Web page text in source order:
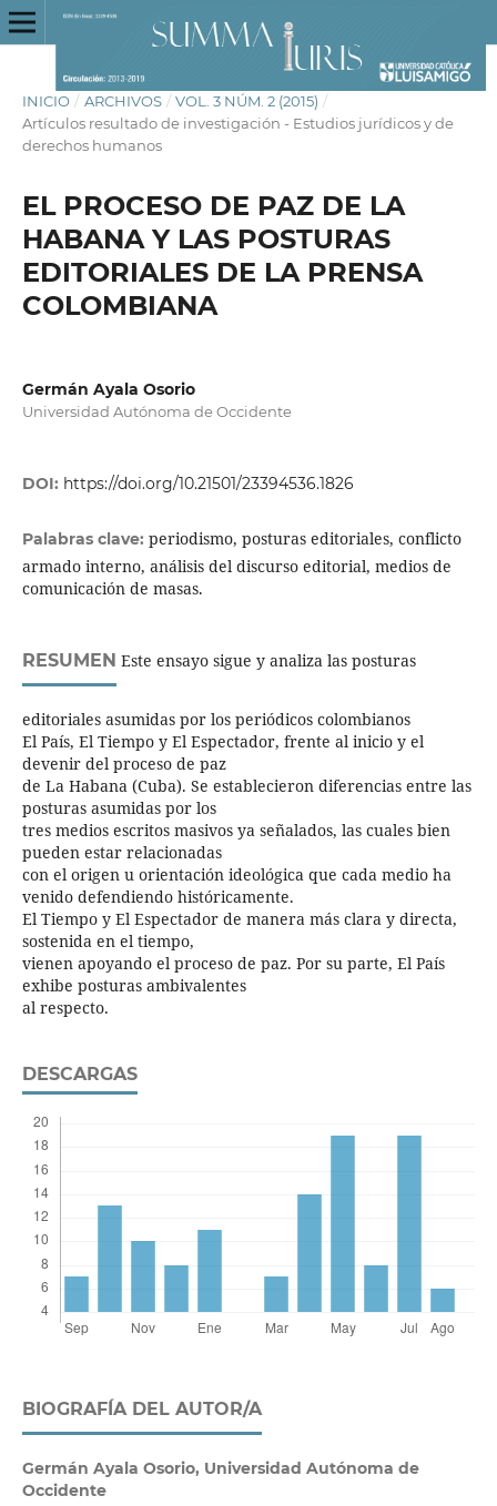
INICIO / ARCHIVOS / VOL. 3 NÚM. 2 (2015) /
Artículos resultado de investigación - Estudios jurídicos y de
derechos humanos
EL PROCESO DE PAZ DE LA
HABANA Y LAS POSTURAS
EDITORIALES DE LA PRENSA
COLOMBIANA
Germán Ayala Osorio
Universidad Autónoma de Occidente
DOI: https://doi.org/10.21501/23394536.1826
Palabras clave: periodismo, posturas editoriales, conflicto
armado interno, análisis del discurso editorial, medios de
comunicación de masas.
RESUMEN Este ensayo sigue y analiza las posturas
editoriales asumidas por los periódicos colombianos
El País, El Tiempo y El Espectador, frente al inicio y el
devenir del proceso de paz
de La Habana (Cuba). Se establecieron diferencias entre las
posturas asumidas por los
tres medios escritos masivos ya señalados, las cuales bien
pueden estar relacionadas
con el origen u orientación ideológica que cada medio ha
venido defendiendo históricamente.
El Tiempo y El Espectador de manera más clara y directa,
sostenida en el tiempo,
vienen apoyando el proceso de paz. Por su parte, El País
exhibe posturas ambivalentes
al respecto.
DESCARGAS
BIOGRAFÍA DEL AUTOR/A
Germán Ayala Osorio, Universidad Autónoma de
Occidente